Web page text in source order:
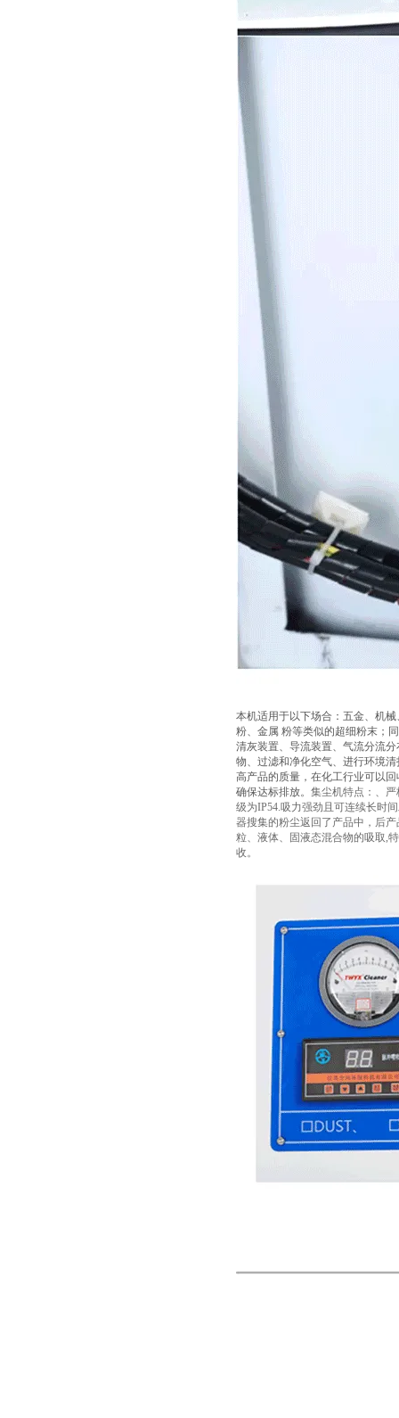
本机适用于以下场合：五金、机
粉、金属 粉等类似的超细粉末；
清灰装置、导流装置、气流分流
物、过滤和净化空气、进行环境
高产品的质量，在化工行业可以
确保达标排放。 集尘机特点：、
级为IP54.吸力强劲且可连续长时
器搜集的粉尘返回了产品中，后
粒、液体、固液态混合物的吸取,
收。